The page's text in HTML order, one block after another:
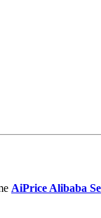
AiPrice Alibaba